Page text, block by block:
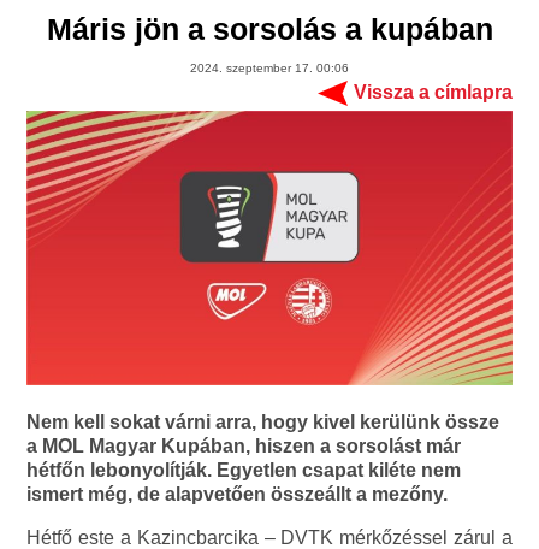
Máris jön a sorsolás a kupában
2024. szeptember 17. 00:06
Vissza a címlapra
Nem kell sokat várni arra, hogy kivel kerülünk össze
a MOL Magyar Kupában, hiszen a sorsolást már
hétfőn lebonyolítják. Egyetlen csapat kiléte nem
ismert még, de alapvetően összeállt a mezőny.
Hétfő este a Kazincbarcika – DVTK mérkőzéssel zárul a